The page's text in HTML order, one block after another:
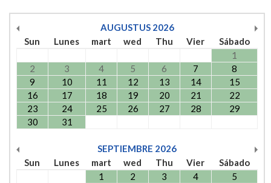
AUGUSTUS 2026
Sun
Lunes mart wed Thu Vier
Sábado
1
2
3 4 5 6 7
8
9
10 11 12 13 14
15
16
17 18 19 20 21
22
23
24 25 26 27 28
29
30
31
SEPTIEMBRE 2026
Sun
Lunes mart wed Thu Vier
Sábado
1
2 3 4
5